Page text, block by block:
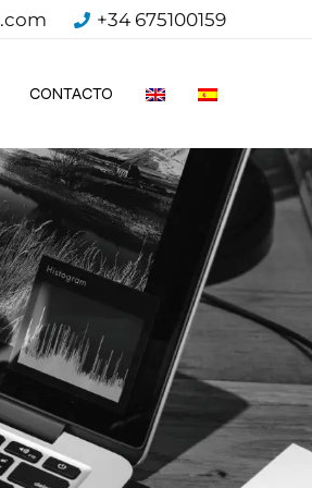
+34 675100159
CONTACTO